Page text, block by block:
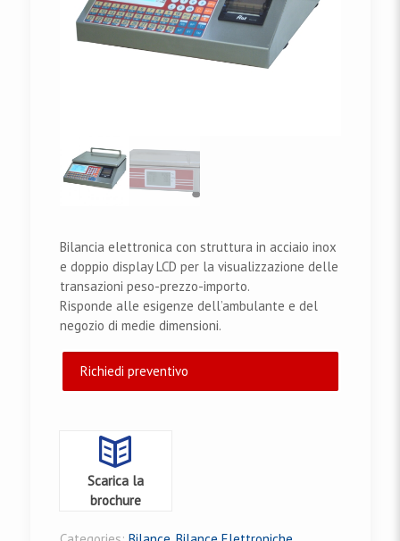
Bilancia elettronica con struttura in acciaio inox
e doppio display LCD per la visualizzazione delle
transazioni peso-prezzo-importo.
Risponde alle esigenze dell’ambulante e del
negozio di medie dimensioni.
Richiedi preventivo
Scarica la
brochure